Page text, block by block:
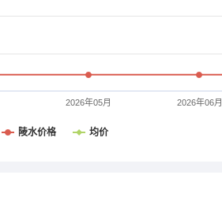
陵水价格 均价
2026年05月 2026年06月